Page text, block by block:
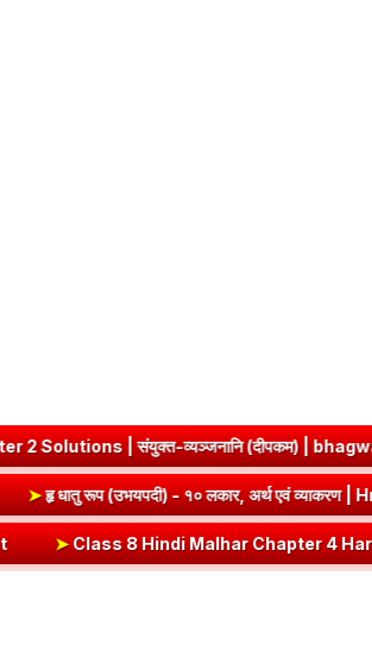
(दीपकम) | bhagwatdarshan.com
in Sanskrit ➤हृ धातु रूप (उभयपदी) - १०
Malhar Chapter 4 Haridwar | हरिद्वार पाठ का